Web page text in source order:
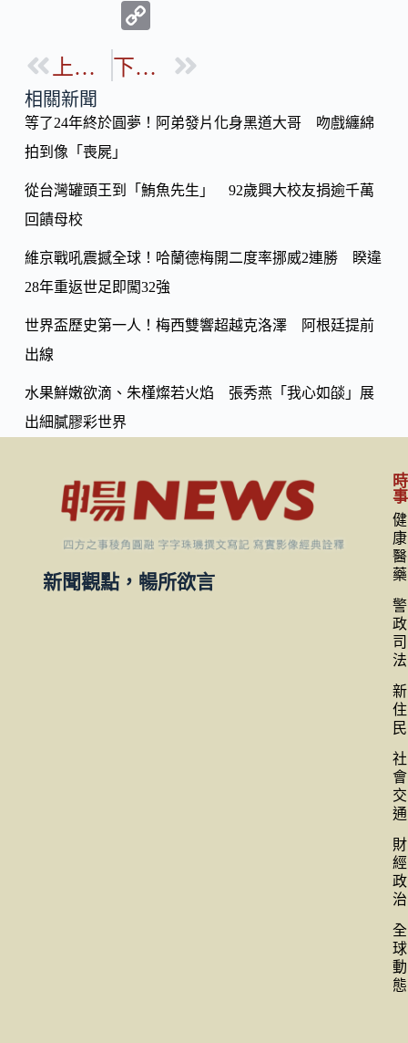
b
o
p
Li
k
上一篇 下一篇
相關新聞
等了24年終於圓夢！阿弟發片化身黑道大哥 吻戲纏綿
拍到像「喪屍」
從台灣罐頭王到「鮪魚先生」 92歲興大校友捐逾千萬
回饋母校
維京戰吼震撼全球！哈蘭德梅開二度率挪威2連勝 睽違
28年重返世足即闖32強
世界盃歷史第一人！梅西雙響超越克洛澤 阿根廷提前
出線
水果鮮嫩欲滴、朱槿燦若火焰 張秀燕「我心如燄」展
出細膩膠彩世界
新聞觀點，暢所欲言
時
事
健
康
醫
藥
警
政
司
法
新
住
民
社
會
交
通
財
經
政
治
全
球
動
態